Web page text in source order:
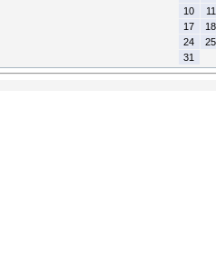
10
11
17
18
24
25
31